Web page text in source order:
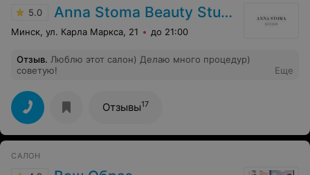
5.0 Anna Stoma Beauty Studio
Минск, ул. Карла Маркса, 21 до 21:00
Отзыв. Люблю этот салон) Делаю много процедур)
советую!
Еще
Отзывы17
САЛОН